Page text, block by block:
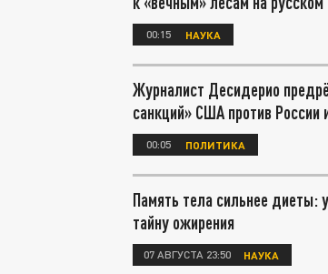
00:15 НАУКА
Журналист Десидерио
санкций» США против России
00:05 ПОЛИТИКА
Память тела сильнее диеты:
тайну ожирения
07 АВГУСТА 23:50 НАУКА